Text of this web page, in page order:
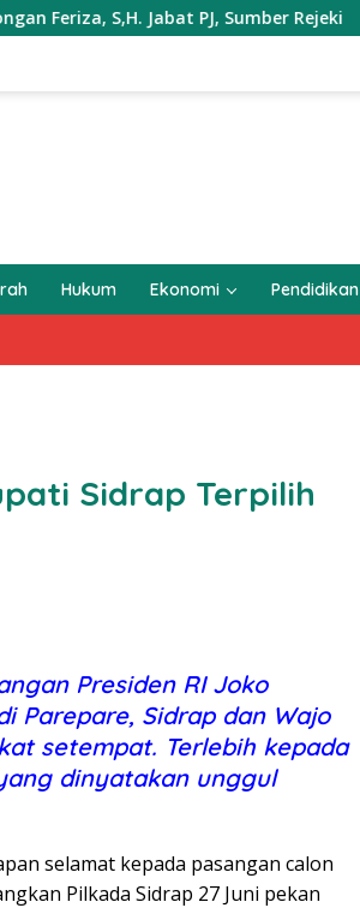
S,H. Jabat PJ, Sumber Rejeki
Hukum Ekonomi Pendidikan
Sidrap Terpilih
Presiden RI Joko
Parepare, Sidrap dan Wajo
setempat. Terlebih kepada
dinyatakan unggul
selamat kepada pasangan calon
Pilkada Sidrap 27 Juni pekan